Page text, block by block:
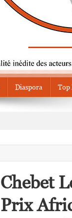
Diaspora Top
Chebet
Prix